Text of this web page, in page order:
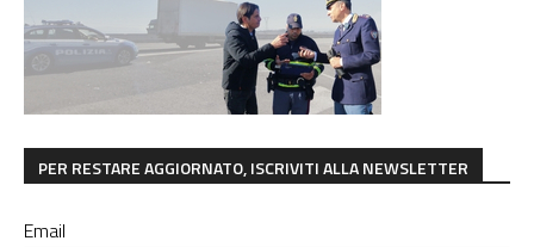
PER RESTARE AGGIORNATO, ISCRIVITI ALLA NEWSLETTER
Email